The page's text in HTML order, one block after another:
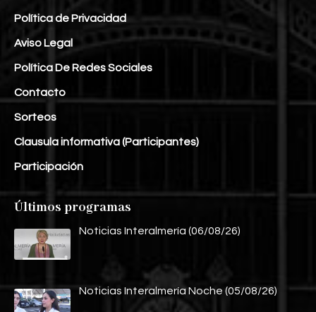
Política de Privacidad
Aviso Legal
Política De Redes Sociales
Contacto
Sorteos
Clausula informativa (Participantes)
Participación
Últimos programas
Noticias Interalmería (06/08/26)
Noticias Interalmería Noche (05/08/26)